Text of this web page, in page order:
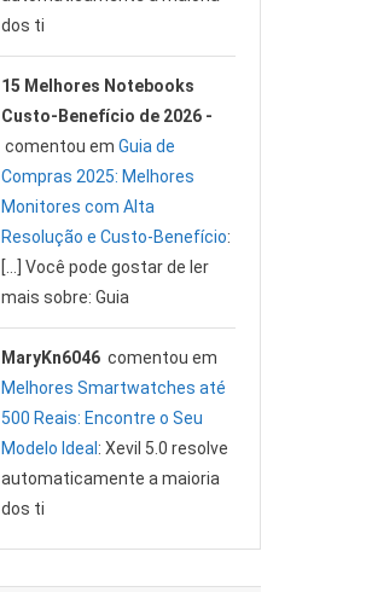
dos ti
15 Melhores Notebooks
Custo-Benefício de 2026 -
comentou em Guia de
Compras 2025: Melhores
Monitores com Alta
Resolução e Custo-Benefício:
[…] Você pode gostar de ler
mais sobre: Guia
MaryKn6046comentou em
Melhores Smartwatches até
500 Reais: Encontre o Seu
Modelo Ideal : Xevil 5.0 resolve
automaticamente a maioria
dos ti